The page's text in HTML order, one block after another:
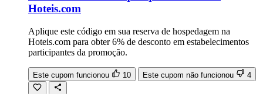
Hoteis.com
Aplique este código em sua reserva de hospedagem na
Hoteis.com para obter 6% de desconto em estabelecimentos
participantes da promoção.
Este cupom funcionou 10 Este cupom não funcionou 4